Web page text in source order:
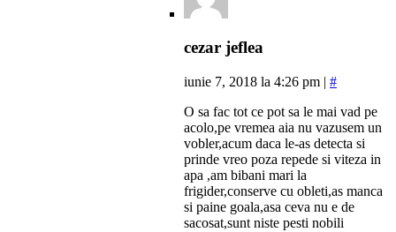
cezar jeflea
iunie 7, 2018 la 4:26 pm | #
O sa fac tot ce pot sa le mai vad pe
acolo,pe vremea aia nu vazusem un
vobler,acum daca le-as detecta si
prinde vreo poza repede si viteza in
apa ,am bibani mari la
frigider,conserve cu obleti,as manca
si paine goala,asa ceva nu e de
sacosat,sunt niste pesti nobili